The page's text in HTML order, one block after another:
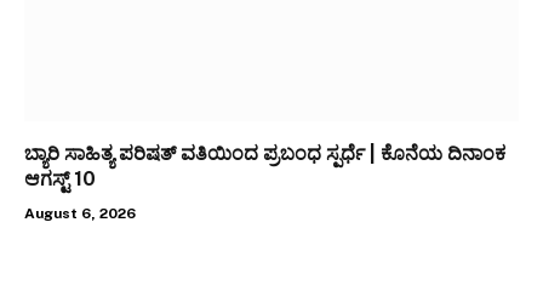
ಬ್ಯಾರಿ ಸಾಹಿತ್ಯ ಪರಿಷತ್ ವತಿಯಿಂದ ಪ್ರಬಂಧ ಸ್ಪರ್ಧೆ | ಕೊನೆಯ ದಿನಾಂಕ
ಆಗಸ್ಟ್ 10
August 6, 2026